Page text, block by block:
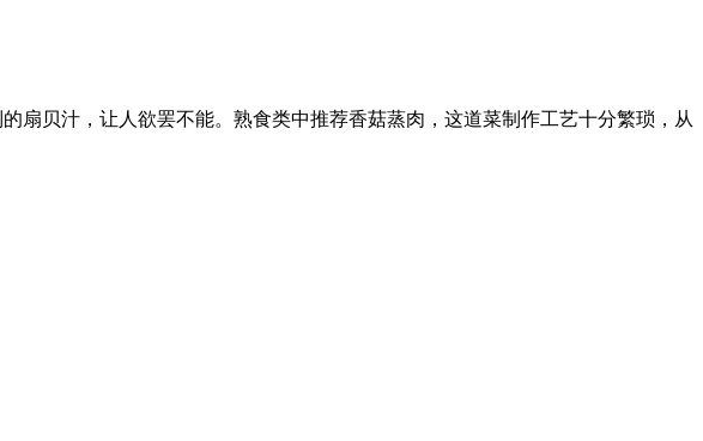
扇贝汁，让人欲罢不能。熟食类中推荐香菇蒸肉，这道菜制作工艺十分繁琐，从